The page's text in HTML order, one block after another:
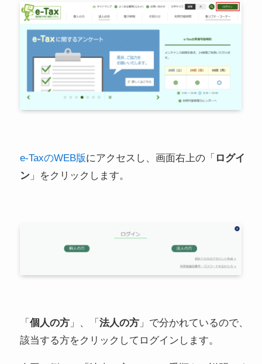
e-TaxのWEB版にアクセスし、画面右上の「 ログイ
ン」をクリックします。
「 個人の方」、「 法人の方」で分かれているので、
該当する方をクリックしてログインします。